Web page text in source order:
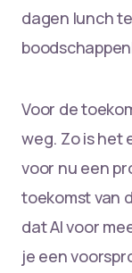
dagen lunch
Voor de
weg. Zo is het
voor nu een
toekomst van
dat AI voor
je een